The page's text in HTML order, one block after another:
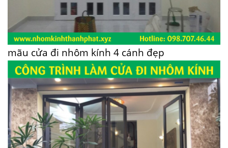
mãu cửa đi nhôm kính 4 cánh đẹp